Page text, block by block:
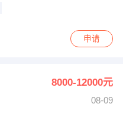
申请
8000-12000元
08-09